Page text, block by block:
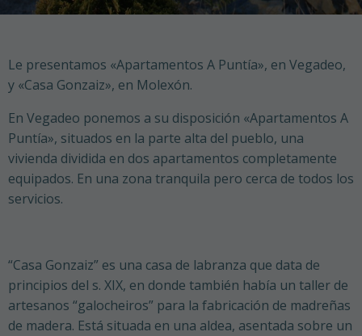
Le presentamos «Apartamentos A Puntía», en Vegadeo,
y «Casa Gonzaiz», en Molexón.
En Vegadeo ponemos a su disposición «Apartamentos A
Puntía», situados en la parte alta del pueblo, una
vivienda dividida en dos apartamentos completamente
equipados. En una zona tranquila pero cerca de todos los
servicios.
“Casa Gonzaiz” es una casa de labranza que data de
principios del s. XIX, en donde también había un taller de
artesanos “galocheiros” para la fabricación de madreñas
de madera. Está situada en una aldea, asentada sobre un